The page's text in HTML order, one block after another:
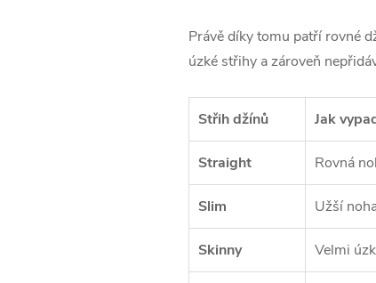
Právě díky tomu patří rovné
úzké střihy a zároveň
Střih džínů Jak
Straight Rovná
Slim Užší
Skinny Velmi